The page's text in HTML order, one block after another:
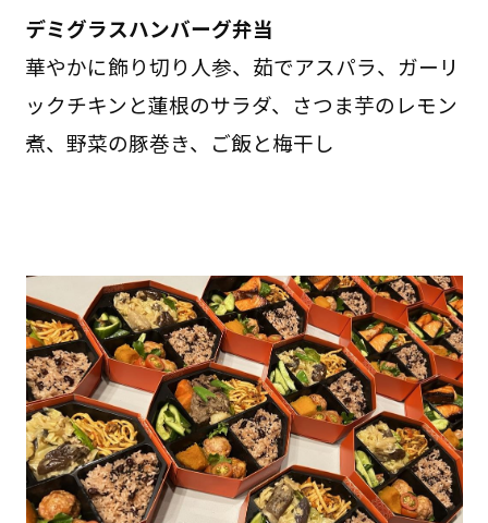
デミグラスハンバーグ弁当
華やかに飾り切り人参、茹でアスパラ、ガーリ
ックチキンと蓮根のサラダ、さつま芋のレモン
煮、野菜の豚巻き、ご飯と梅干し